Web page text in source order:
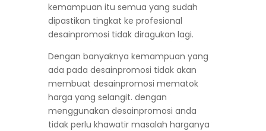
kemampuan itu semua yang sudah
dipastikan tingkat ke profesional
desainpromosi tidak diragukan lagi.
Dengan banyaknya kemampuan yang
ada pada desainpromosi tidak akan
membuat desainpromosi mematok
harga yang selangit. dengan
menggunakan desainpromosi anda
tidak perlu khawatir masalah harganya